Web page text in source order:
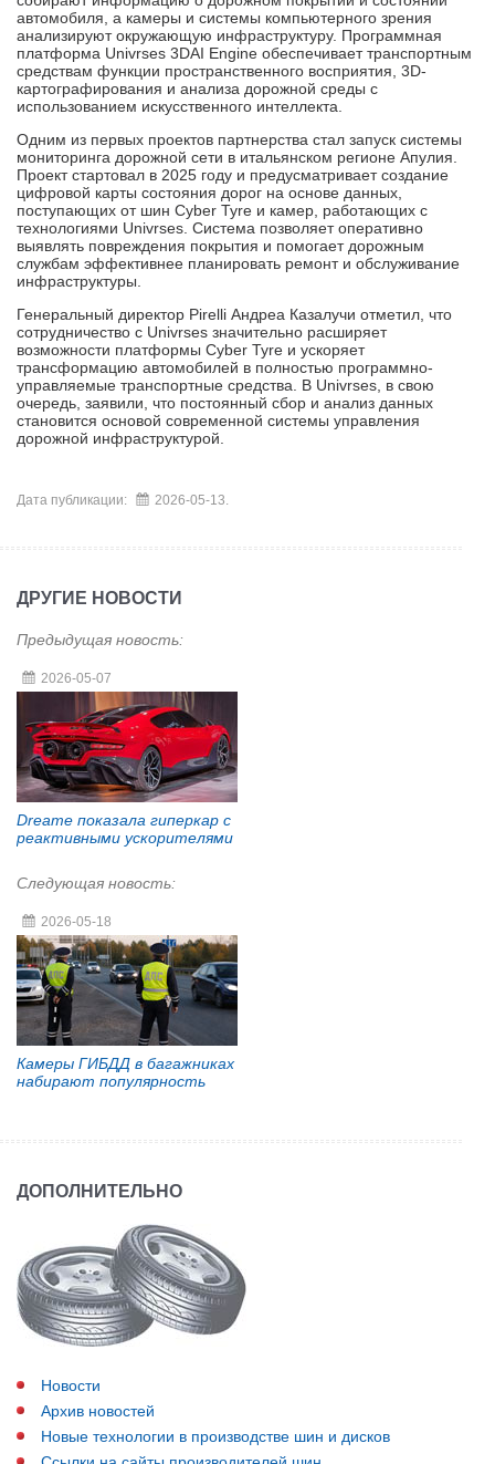
автомобиля, а камеры и системы компьютерного зрения
анализируют окружающую инфраструктуру. Программная
платформа Univrses 3DAI Engine обеспечивает транспортным
средствам функции пространственного восприятия, 3D-
картографирования и анализа дорожной среды с
использованием искусственного интеллекта.
Одним из первых проектов партнерства стал запуск системы
мониторинга дорожной сети в итальянском регионе Апулия.
Проект стартовал в 2025 году и предусматривает создание
цифровой карты состояния дорог на основе данных,
поступающих от шин Cyber Tyre и камер, работающих с
технологиями Univrses. Система позволяет оперативно
выявлять повреждения покрытия и помогает дорожным
службам эффективнее планировать ремонт и обслуживание
инфраструктуры.
Генеральный директор Pirelli Андреа Казалучи отметил, что
сотрудничество с Univrses значительно расширяет
возможности платформы Cyber Tyre и ускоряет
трансформацию автомобилей в полностью программно-
управляемые транспортные средства. В Univrses, в свою
очередь, заявили, что постоянный сбор и анализ данных
становится основой современной системы управления
дорожной инфраструктурой.
Дата публикации: 2026-05-13.
ДРУГИЕ НОВОСТИ
Предыдущая новость:
2026-05-07
Dreame показала гиперкар с
реактивными ускорителями
Следующая новость:
2026-05-18
Камеры ГИБДД в багажниках
набирают популярность
ДОПОЛНИТЕЛЬНО
Новости
Архив новостей
Новые технологии в производстве шин и дисков